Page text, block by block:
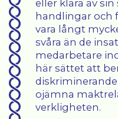
eller klara av
handlingar och
vara långt
svåra än de
medarbetare
här sättet att
ojämna
verkligheten.